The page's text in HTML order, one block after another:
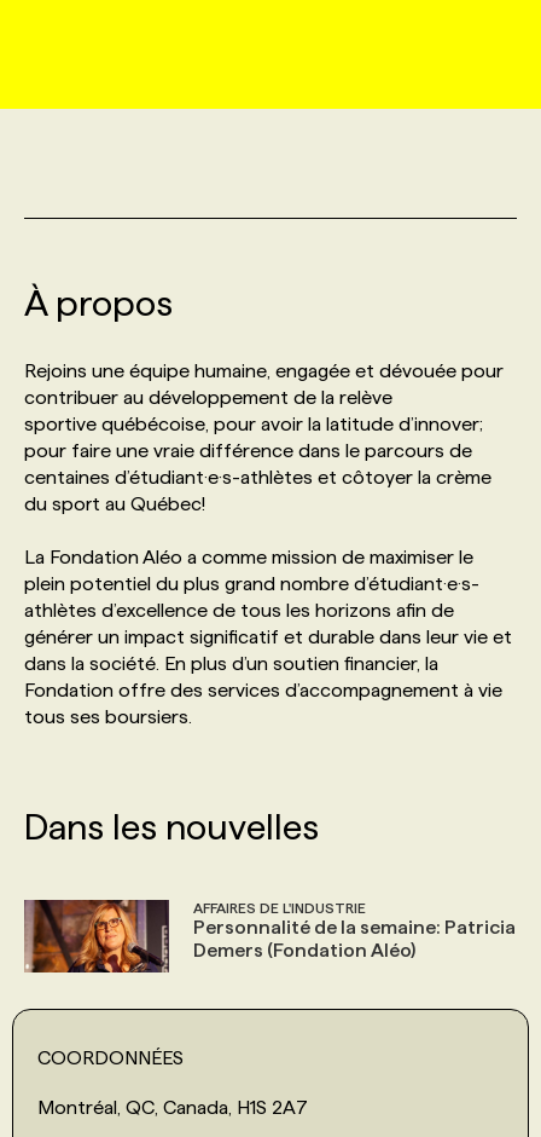
INITIATIVES NUMÉRIQUES
PRIX ET DISTINCTIONS
TENDANCES
MARKETING DURABLE
ÉVÉNEMENTIEL
NOS AUTEUR‧RICES
ANNONCEZ AVEC NOUS
PROFIL ENTREPRISE
FAQ
ANNONCEZ AVEC NOUS
PROFIL CANDIDAT
ANNONCEZ AVEC NOUS
NOS PARCOURS DE FORMATIONS
FORMATIONS PERSONNALISÉES
NOS FORMATEUR‧RICES
POURQUOI CHOISIR NOS FORMATIONS
PROGRAMMES DE SUBVENTIONS
FAQ
SERVICE DE CHASSE DE TÊTE
NOS TARIFS
NOS EXPERTISES
FAQ
À propos
Rejoins une équipe humaine, engagée et dévouée pour
contribuer au développement de la relève
sportive québécoise, pour avoir la latitude d’innover;
pour faire une vraie différence dans le parcours de
centaines d’étudiant·e·s-athlètes et côtoyer la crème
du sport au Québec!
La Fondation Aléo a comme mission de maximiser le
plein potentiel du plus grand nombre d’étudiant·e·s-
athlètes d’excellence de tous les horizons afin de
générer un impact significatif et durable dans leur vie et
dans la société. En plus d’un soutien financier, la
Fondation offre des services d’accompagnement à vie
tous ses boursiers.
Dans les nouvelles
AFFAIRES DE L'INDUSTRIE
Personnalité de la semaine: Patricia
Demers (Fondation Aléo)
COORDONNÉES
Montréal, QC, Canada, H1S 2A7